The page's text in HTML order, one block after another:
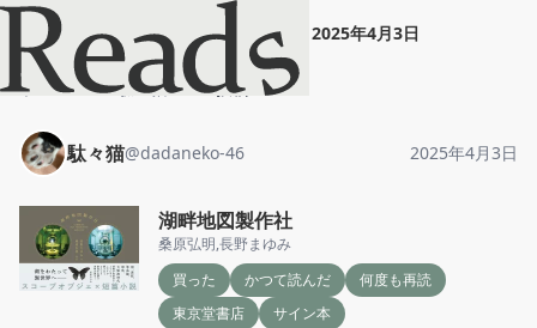
駄々猫" 湖畔地図製作社 2025年4月3日
ホーム 駄々猫 投稿
駄々猫@dadaneko-46 2025年4月3日
湖畔地図製作社
桑原弘明,長野まゆみ
買った
かつて読んだ
何度も再読
東京堂書店
サイン本